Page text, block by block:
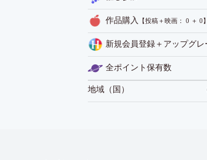
作品購入 【投稿＋映画： 0 ＋ 0】
新規会員登録＋アップグレ
全ポイント保有数
地域（国）